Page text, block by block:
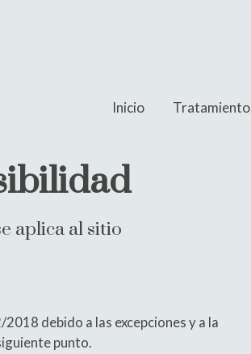
Inicio Tratamiento
aplica al sitio
debido a las excepciones y a la
punto.